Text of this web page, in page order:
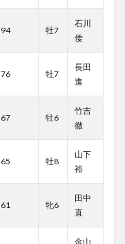
94 牡7
石川
倭
76 牡7
長田
進
67 牡6
竹吉
徹
65 牡8
山下
裕
61 牝6
田中
直
金山